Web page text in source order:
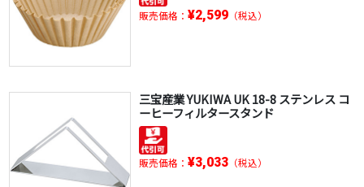
販売価格： ¥2,599（税込）
三宝産業 YUKIWA UK 18-8 ステンレス コ
ーヒーフィルタースタンド
販売価格： ¥3,033（税込）